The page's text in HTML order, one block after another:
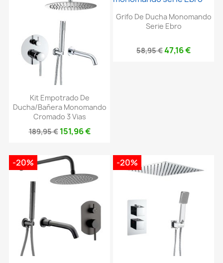
Kit Empotrado De
Ducha/bañera Monomando
Cromado 3 Vias
189,95 € 151,96 €
Grifo De Ducha Monomando
Serie Ebro
58,95 €47,16 €
-20% -20%